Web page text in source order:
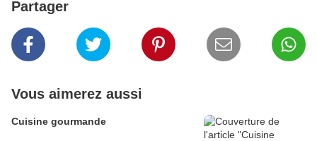
Partager
Vous aimerez aussi
Cuisine gourmande